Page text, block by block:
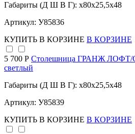
Габариты (Д Ш В Г): x80x25,5x48
Артикул: У85836
КУПИТЬ В КОРЗИНЕ В КОРЗИНЕ
5 700 Р Столешница ГРАНЖ ЛОФТ/
светлый
Габариты (Д Ш В Г): x80x25,5x48
Артикул: У85839
КУПИТЬ В КОРЗИНЕ В КОРЗИНЕ